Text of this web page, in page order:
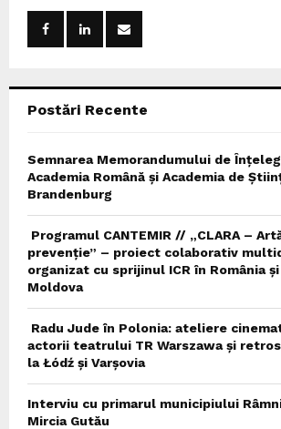
Postări Recente
Semnarea Memorandumului de
Academia Română și Academia de
Brandenburg
Programul CANTEMIR // „CLARA –
prevenție” – proiect colaborativ
organizat cu sprijinul ICR în România
Moldova
Radu Jude în Polonia: ateliere
actorii teatrului TR Warszawa și
la Łódź și Varșovia
Interviu cu primarul municipiului
Mircia Gutău